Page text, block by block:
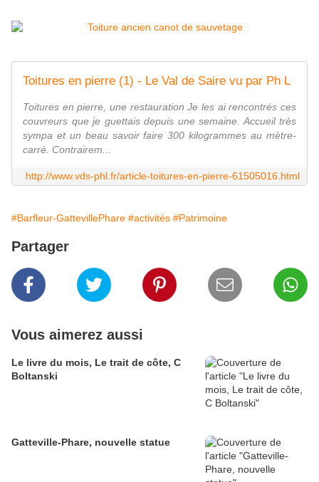
Toitures en pierre (1) - Le Val de Saire vu par Ph L
Toitures en pierre, une restauration Je les ai rencontrés ces
couvreurs que je guettais depuis une semaine. Accueil très
sympa et un beau savoir faire 300 kilogrammes au mètre-
carré. Contrairem...
http://www.vds-phl.fr/article-toitures-en-pierre-61505016.html
#Barfleur-GattevillePhare #activités #Patrimoine
Partager
Vous aimerez aussi
Le livre du mois, Le trait de côte, C
Boltanski
Gatteville-Phare, nouvelle statue